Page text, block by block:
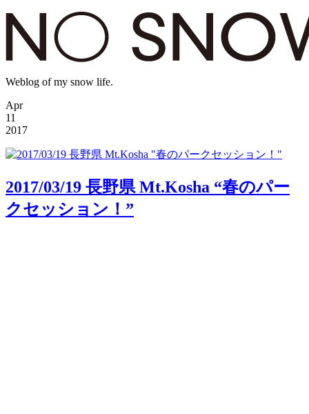
Weblog of my snow life.
Apr
11
2017
2017/03/19 長野県 Mt.Kosha “春のパー
クセッション！”